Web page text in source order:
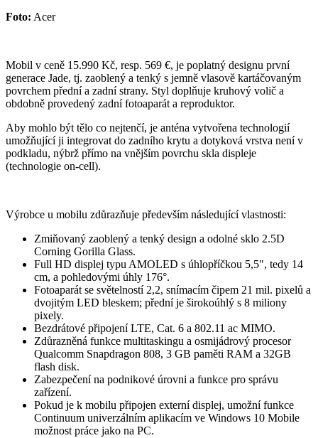
Foto: Acer
Mobil v ceně 15.990 Kč, resp. 569 €, je poplatný designu první
generace Jade, tj. zaoblený a tenký s jemně vlasově kartáčovaným
povrchem přední a zadní strany. Styl doplňuje kruhový volič a
obdobně provedený zadní fotoaparát a reproduktor.
Aby mohlo být tělo co nejtenčí, je anténa vytvořena technologií
umožňující ji integrovat do zadního krytu a dotyková vrstva není v
podkladu, nýbrž přímo na vnějším povrchu skla displeje
(technologie on-cell).
Výrobce u mobilu zdůrazňuje především následující vlastnosti:
Zmiňovaný zaoblený a tenký design a odolné sklo 2.5D
Corning Gorilla Glass.
Full HD displej typu AMOLED s úhlopříčkou 5,5", tedy 14
cm, a pohledovými úhly 176°.
Fotoaparát se světelností 2,2, snímacím čipem 21 mil. pixelů a
dvojitým LED bleskem; přední je širokoúhlý s 8 miliony
pixely.
Bezdrátové připojení LTE, Cat. 6 a 802.11 ac MIMO.
Zdůrazněná funkce multitaskingu a osmijádrový procesor
Qualcomm Snapdragon 808, 3 GB paměti RAM a 32GB
flash disk.
Zabezpečení na podnikové úrovni a funkce pro správu
zařízení.
Pokud je k mobilu připojen externí displej, umožní funkce
Continuum univerzálním aplikacím ve Windows 10 Mobile
možnost práce jako na PC.